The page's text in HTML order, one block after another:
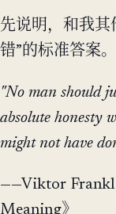
先说明，和我其
错”的标准答案。
"No man should
absolute honesty
might not have
——Viktor Frankl
Meaning》